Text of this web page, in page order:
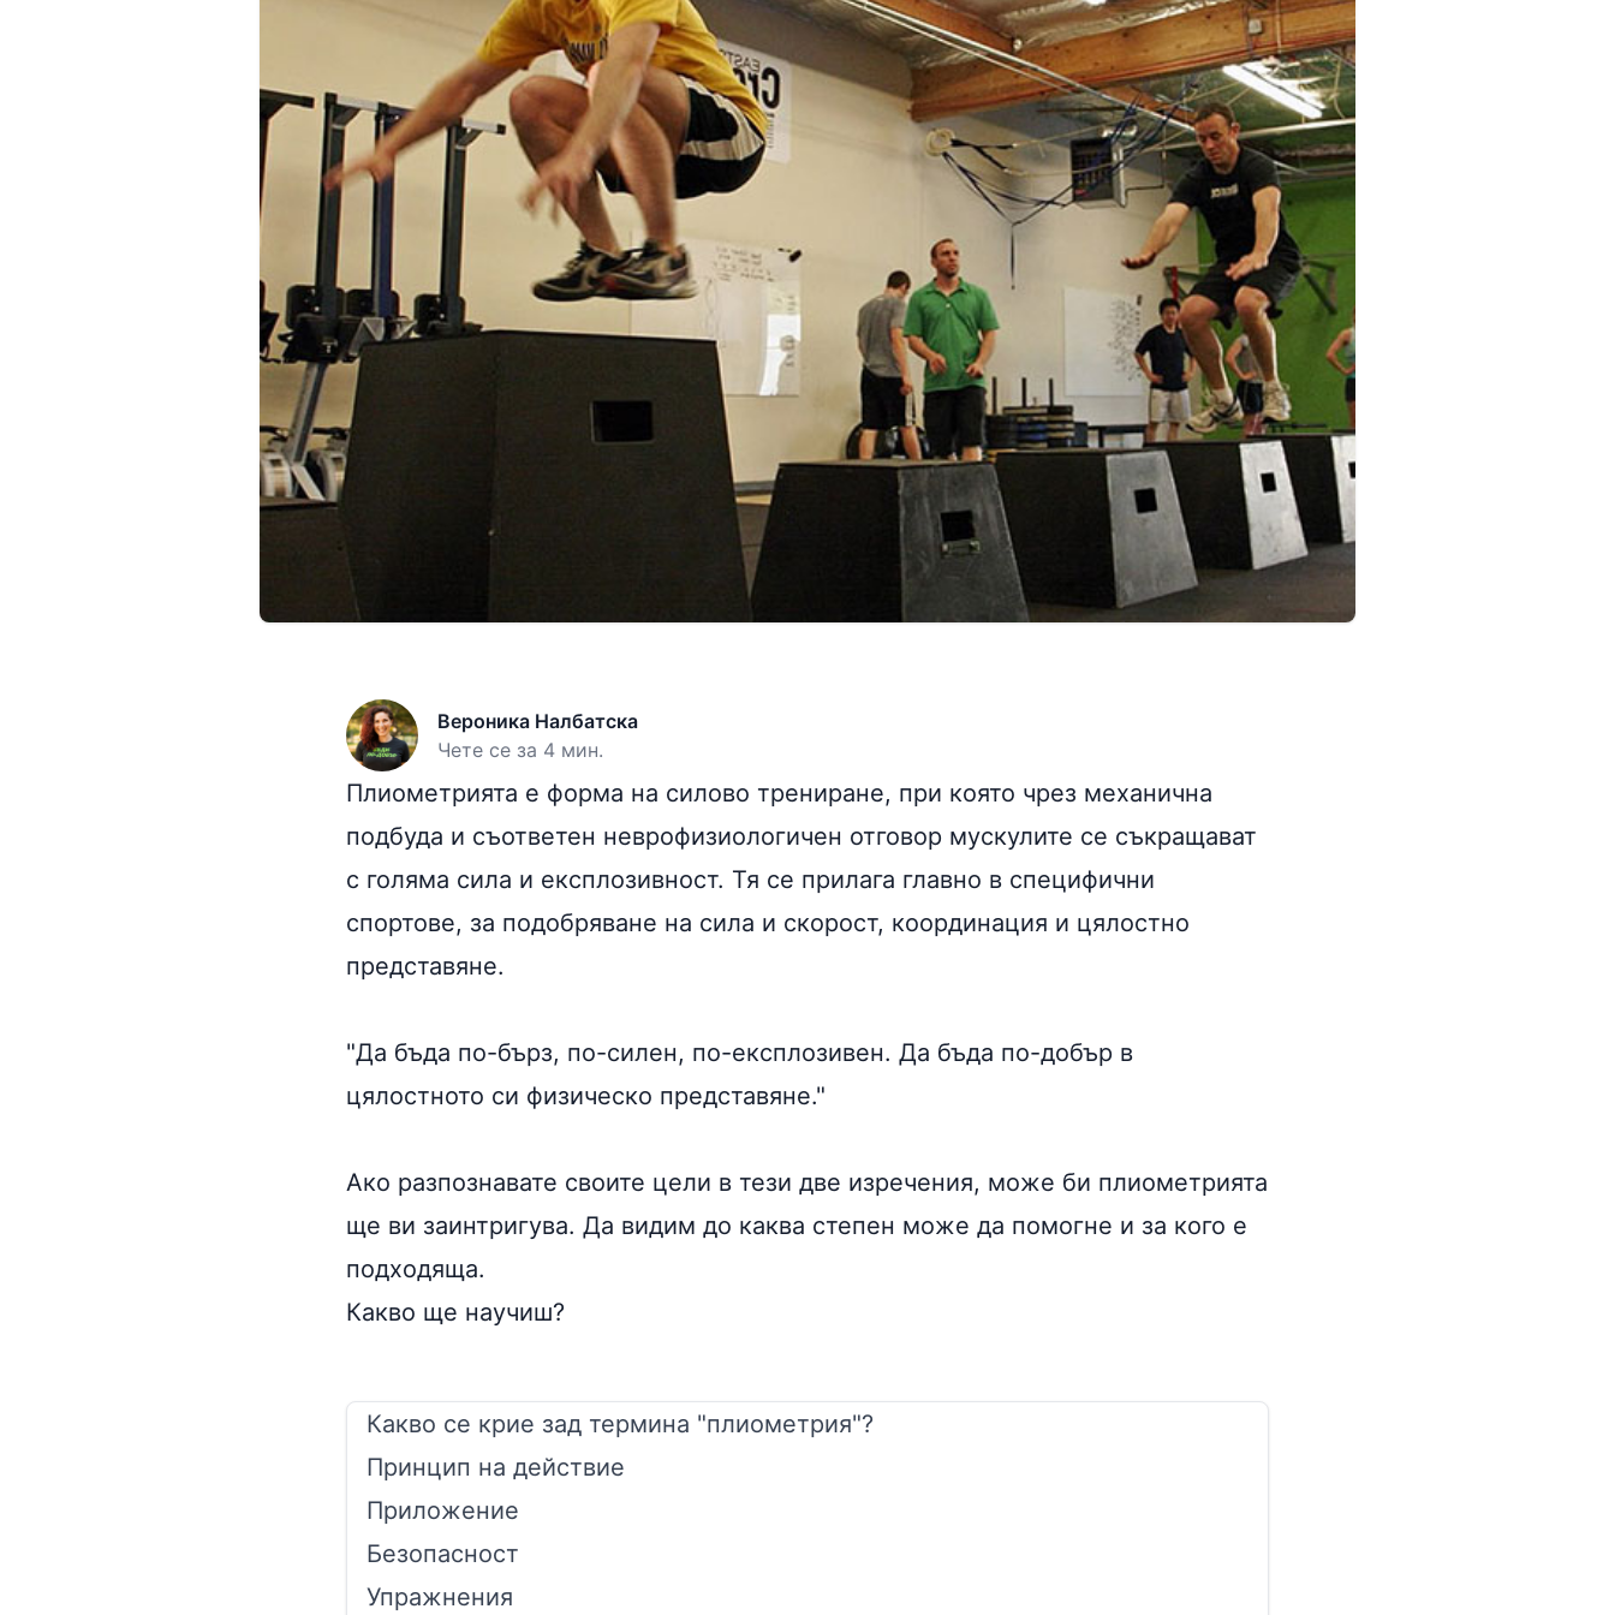
Вероника Налбатска
Чете се за 4 мин.
Плиометрията е форма на силово трениране, при която чрез механична
подбуда и съответен неврофизиологичен отговор мускулите се съкращават
с голяма сила и експлозивност. Тя се прилага главно в специфични
спортове, за подобряване на сила и скорост, координация и цялостно
представяне.
"Да бъда по-бърз, по-силен, по-експлозивен. Да бъда по-добър в
цялостното си физическо представяне."
Ако разпознавате своите цели в тези две изречения, може би плиометрията
ще ви заинтригува. Да видим до каква степен може да помогне и за кого е
подходяща.
Какво ще научиш?
Какво се крие зад термина "плиометрия"?
Принцип на действие
Приложение
Безопасност
Упражнения